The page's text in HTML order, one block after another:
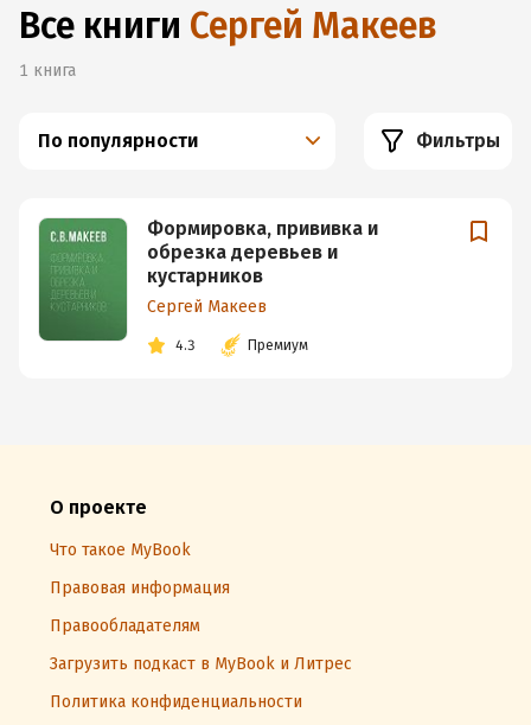
Все книги Сергей Макеев
1 книга
По популярности Фильтры
Формировка, прививка и
обрезка деревьев и
кустарников
Сергей Макеев
4.3 Премиум
О проекте
Что такое MyBook
Правовая информация
Правообладателям
Загрузить подкаст в MyBook и Литрес
Политика конфиденциальности